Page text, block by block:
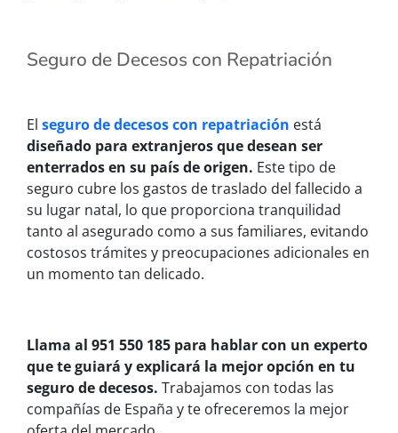
Seguro de Decesos con Repatriación
El seguro de decesos con repatriación está
diseñado para extranjeros que desean ser
enterrados en su país de origen. Este tipo de
seguro cubre los gastos de traslado del fallecido a
su lugar natal, lo que proporciona tranquilidad
tanto al asegurado como a sus familiares, evitando
costosos trámites y preocupaciones adicionales en
un momento tan delicado.
Llama al 951 550 185 para hablar con un experto
que te guiará y explicará la mejor opción en tu
seguro de decesos. Trabajamos con todas las
compañías de España y te ofreceremos la mejor